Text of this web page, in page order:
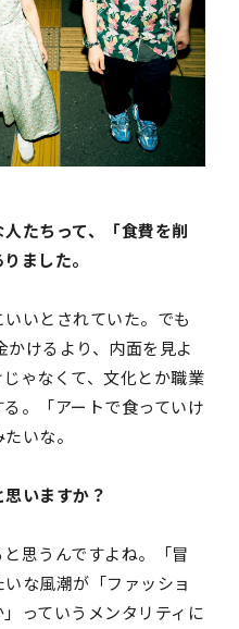
たちって、「食費を削
ました。
いとされていた。でも
けるより、内面を見よ
ゃなくて、文化とか職業
。「アートで食っていけ
いな。
いますか？
思うんですよね。「冒
な風潮が「ファッショ
っていうメンタリティに